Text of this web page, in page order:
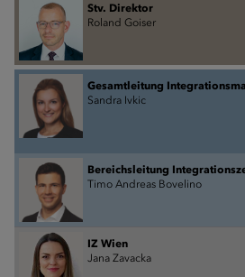
Stv. Direktor
Roland Goiser
Gesamtleitung
Sandra Ivkic
Bereichsleitung
Timo Andreas Bovelino
IZ Wien
Jana Zavacka